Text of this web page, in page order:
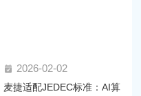
2026-02-02
麦捷适配JEDEC标准：AI算